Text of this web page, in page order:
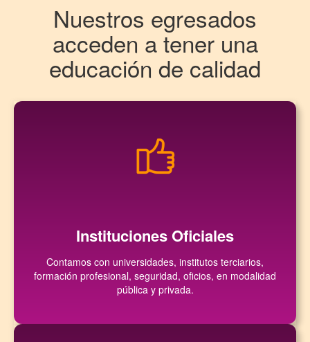
Nuestros egresados
acceden a tener una
educación de calidad
Instituciones Oficiales
Contamos con universidades, institutos terciarios,
formación profesional, seguridad, oficios, en modalidad
pública y privada.